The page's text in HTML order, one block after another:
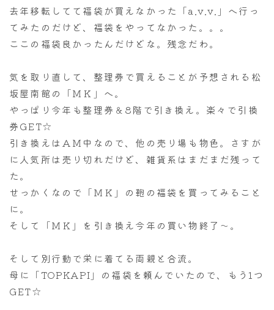
去年移転してて福袋が買えなかった「a.v.v.」へ行っ
てみたのだけど、福袋をやってなかった。。。
ここの福袋良かったんだけどな。残念だわ。
気を取り直して、整理券で買えることが予想される松
坂屋南館の「ＭＫ」へ。
やっぱり今年も整理券＆8階で引き換え。楽々で引換
券GET☆
引き換えはＡＭ中なので、他の売り場も物色。さすが
に人気所は売り切れだけど、雑貨系はまだまだ残って
た。
せっかくなので「ＭＫ」の鞄の福袋を買ってみること
に。
そして「ＭＫ」を引き換え今年の買い物終了～。
そして別行動で栄に着てる両親と合流。
母に「TOPKAPI」の福袋を頼んでいたので、もう1つ
GET☆